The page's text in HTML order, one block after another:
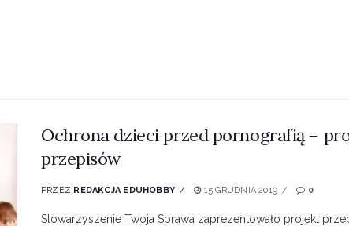
Ochrona dzieci przed pornografią –
przepisów
PRZEZ REDAKCJA EDUHOBBY 15 GRUDNIA 2019 0
Stowarzyszenie Twoja Sprawa zaprezentowało projekt